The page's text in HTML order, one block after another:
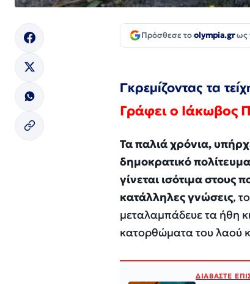
Πρόσθεσε τοolympia.grως
Γκρεμίζοντας τα
Γράφει ο Ιάκωβος
Τα παλιά χρόνια,
δημοκρατικό
γίνεται ισότιμα στους
κατάλληλες γνώσεις,
μεταλαμπάδευε τα ήθη
κατορθώματα του λαού
ΔΙΑΒΑΣΤΕ